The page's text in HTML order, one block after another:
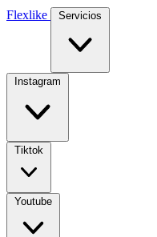
Flexlike Servicios
Instagram
Tiktok
Youtube